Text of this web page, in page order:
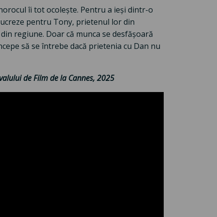
îi tot ocolește. Pentru a ieși dintr-o
pentru Tony, prietenul lor din
regiune. Doar că munca se desfășoară
să se întrebe dacă prietenia cu Dan nu
de Film de la Cannes, 2025